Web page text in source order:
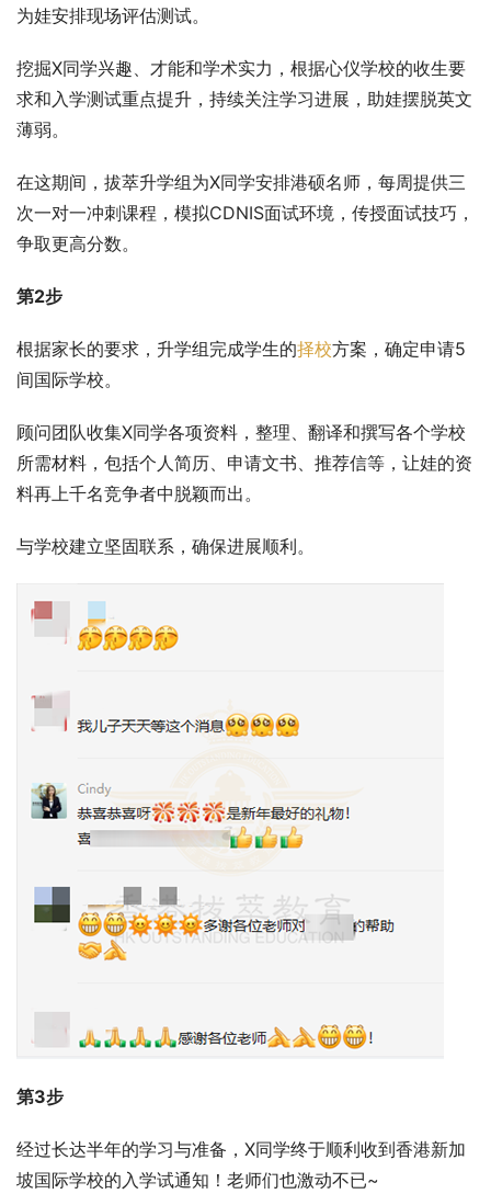
为娃安排现场评估测试。
挖掘X同学兴趣、才能和学术实力，根据心仪学校的收生要
求和入学测试重点提升，持续关注学习进展，助娃摆脱英文
薄弱。
在这期间，拔萃升学组为X同学安排港硕名师，每周提供三
次一对一冲刺课程，模拟CDNIS面试环境，传授面试技巧，
争取更高分数。
第2步
根据家长的要求，升学组完成学生的择校方案，确定申请5
间国际学校。
顾问团队收集X同学各项资料，整理、翻译和撰写各个学校
所需材料，包括个人简历、申请文书、推荐信等，让娃的资
料再上千名竞争者中脱颖而出。
与学校建立坚固联系，确保进展顺利。
第3步
经过长达半年的学习与准备，X同学终于顺利收到香港新加
坡国际学校的入学试通知！老师们也激动不已~